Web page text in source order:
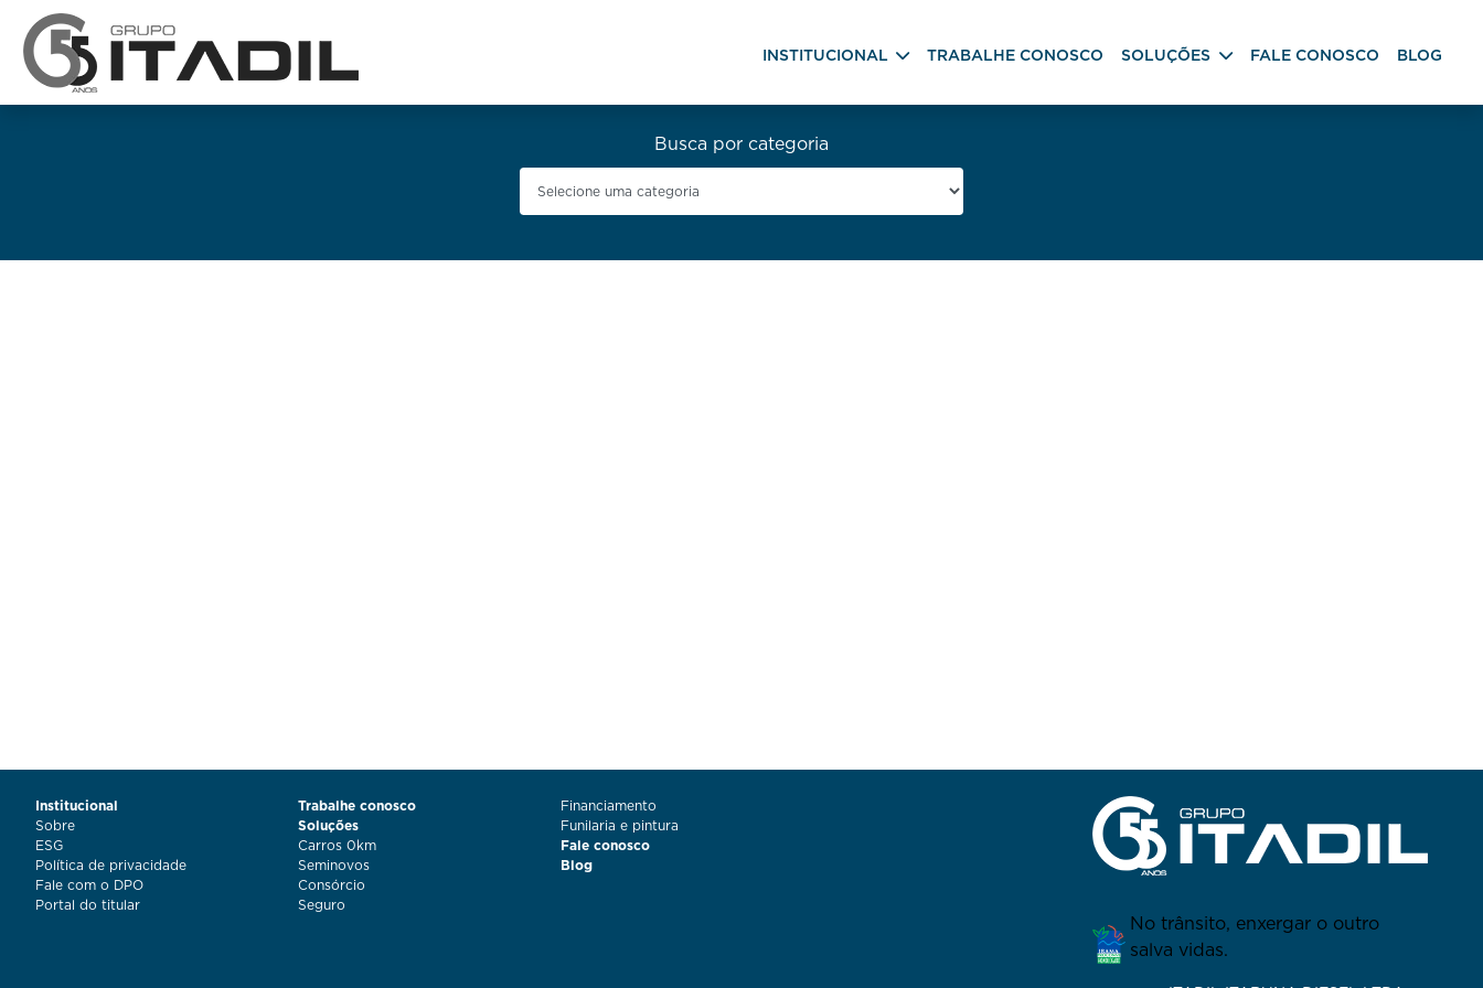
INSTITUCIONAL TRABALHE CONOSCO SOLUÇÕES FALE CONOSCO BLOG
Busca por categoria
No trânsito, enxergar o outro
salva vidas.
Institucional
Sobre
ESG
Política de privacidade
Fale com o DPO
Portal do titular
Trabalhe conosco
Soluções
Carros 0km
Seminovos
Consórcio
Seguro
Financiamento
Funilaria e pintura
Fale conosco
Blog